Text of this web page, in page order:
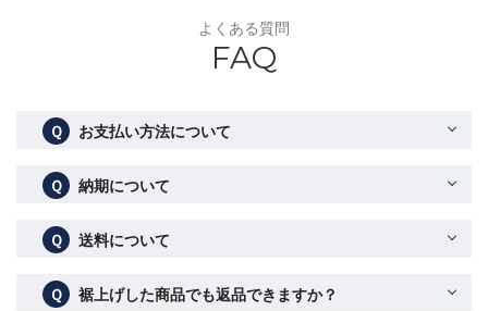
よくある質問
FAQ
Ｑ お支払い方法について
Ｑ 納期について
Ｑ 送料について
Ｑ 裾上げした商品でも返品できますか？